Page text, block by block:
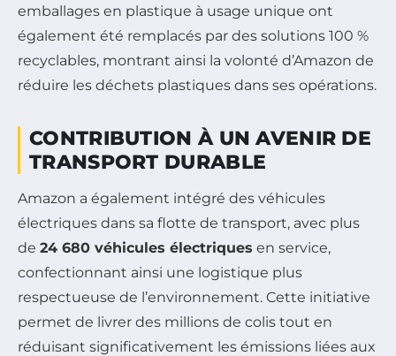
emballages en plastique à usage unique ont
également été remplacés par des solutions 100 %
recyclables, montrant ainsi la volonté d’Amazon de
réduire les déchets plastiques dans ses opérations.
CONTRIBUTION À UN AVENIR DE
TRANSPORT DURABLE
Amazon a également intégré des véhicules
électriques dans sa flotte de transport, avec plus
de 24 680 véhicules électriques en service,
confectionnant ainsi une logistique plus
respectueuse de l’environnement. Cette initiative
permet de livrer des millions de colis tout en
réduisant significativement les émissions liées aux